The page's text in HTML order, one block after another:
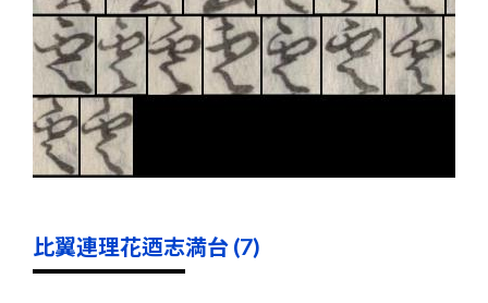
比翼連理花迺志満台 (7)